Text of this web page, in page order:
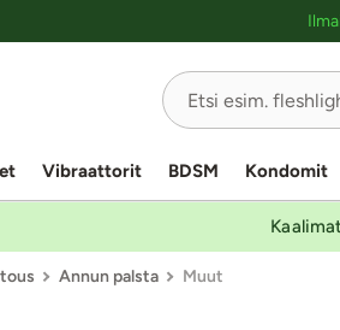
Vibraattorit BDSM Kondomit
Annun palsta Muut